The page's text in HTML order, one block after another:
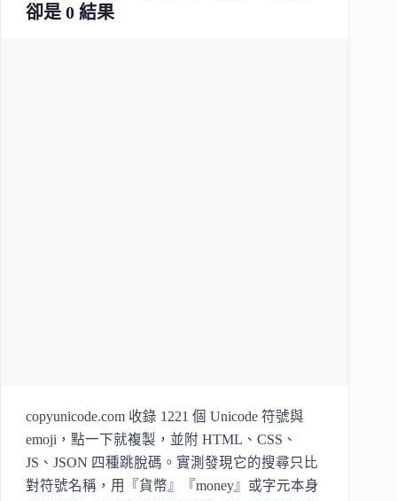
卻是 0 結果
copyunicode.com 收錄 1221 個 Unicode 符號與
emoji，點一下就複製，並附 HTML、CSS、
JS、JSON 四種跳脫碼。實測發現它的搜尋只比
對符號名稱，用『貨幣』『money』或字元本身